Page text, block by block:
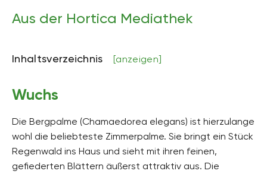
pH-Wert
neutral, schwach alkalisch, schwach sauer
Kalktolerant
k.A.
Pflanzenfamilien
Palmengewächse, Arecaceae
Pflanzenarten
Zimmerpflanzen
Aus der Hortica Mediathek
Inhaltsverzeichnis [anzeigen]
Wuchs
Die Bergpalme (Chamaedorea elegans) ist hierzulange
wohl die beliebteste Zimmerpalme. Sie bringt ein Stück
Regenwald ins Haus und sieht mit ihren feinen,
gefiederten Blättern äußerst attraktiv aus. Die